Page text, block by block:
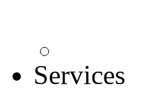
Services